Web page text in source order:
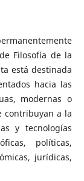
Filosofía de la
está destinada
hacia las
modernas o
contribuyan a la
y tecnologías
políticas,
jurídicas,